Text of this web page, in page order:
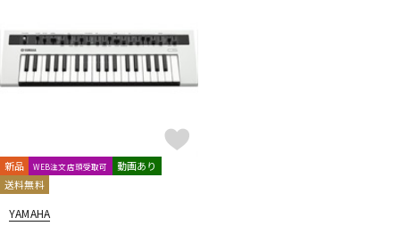
新品 WEB注文店頭受取可
動画あり
送料無料
YAMAHA